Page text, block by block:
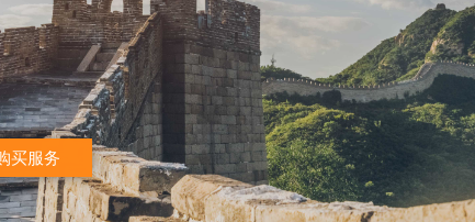
攻略
色州（Arkansas）获得海牙公约（Apostille）或海
确保你的文件适用于阿波斯提尔。 […]
买服务